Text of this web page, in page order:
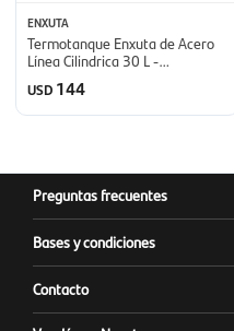
ENXUTA
Termotanque Enxuta de Acero
Línea Cilindrica 30 L -
TENX1130-1
USD 144
Preguntas frecuentes
Bases y condiciones
Contacto